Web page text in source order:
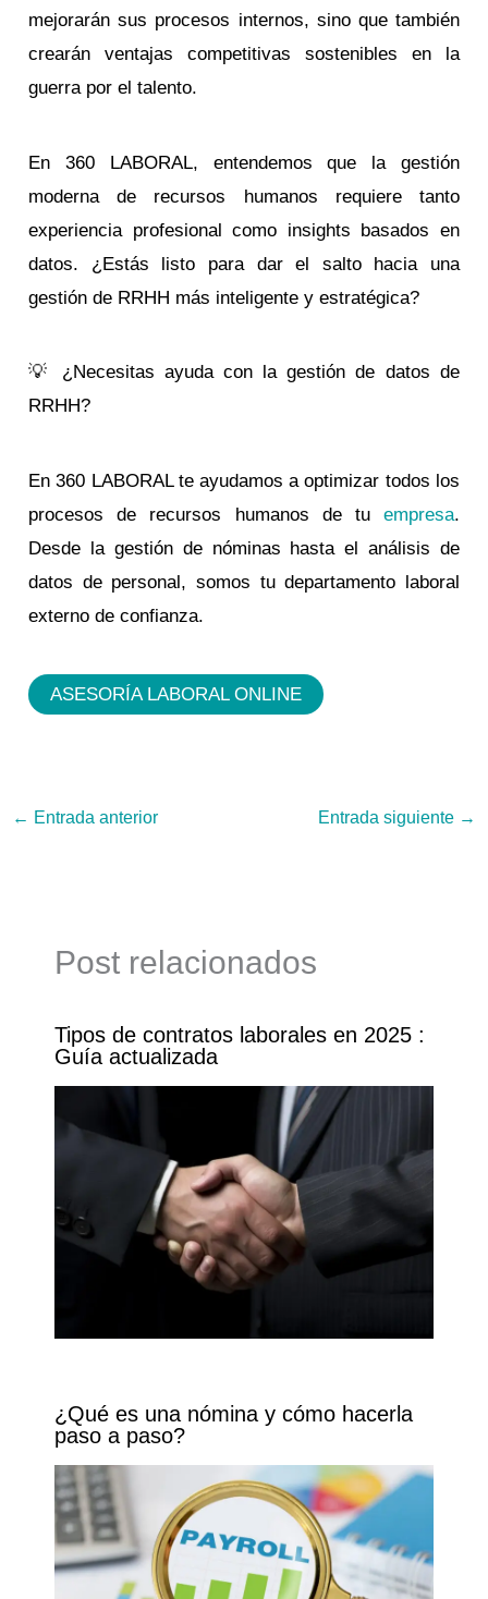
mejorarán sus procesos internos, sino que también
crearán ventajas competitivas sostenibles en la
guerra por el talento.
En 360 LABORAL, entendemos que la gestión
moderna de recursos humanos requiere tanto
experiencia profesional como insights basados en
datos. ¿Estás listo para dar el salto hacia una
gestión de RRHH más inteligente y estratégica?
💡 ¿Necesitas ayuda con la gestión de datos de
RRHH?
En 360 LABORAL te ayudamos a optimizar todos los
procesos de recursos humanos de tu empresa.
Desde la gestión de nóminas hasta el análisis de
datos de personal, somos tu departamento laboral
externo de confianza.
ASESORÍA LABORAL ONLINE
← Entrada anterior Entrada siguiente →
Post relacionados
Tipos de contratos laborales en 2025 :
Guía actualizada
¿Qué es una nómina y cómo hacerla
paso a paso?